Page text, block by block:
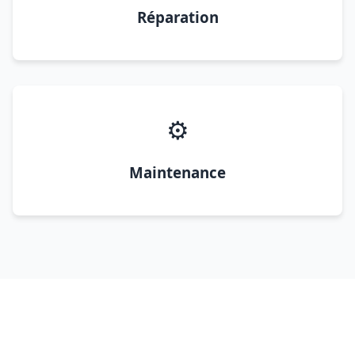
Réparation
⚙️
Maintenance